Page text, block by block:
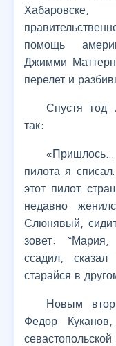
помощь
Джимми
перелет и
Спустя год
так:
пилота я
этот пилот
недавно
Слюнявый,
зовет:
ссадил,
старайся в
Новым
Федор